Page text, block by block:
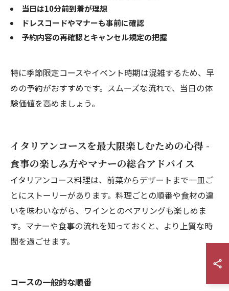
当日は10分前到着が理想
ドレスコードやマナーも事前に確認
予約内容の再確認とキャンセル規定の把握
特に季節限定コースやイベント時期は混雑するため、早
めの予約がおすすめです。スムーズな流れで、当日の体
験価値を高めましょう。
イタリアンコースを最大限楽しむための心得 -
食事の楽しみ方やマナーの総合アドバイス
イタリアンコース料理は、前菜からデザートまで一皿ご
とにストーリーがあります。料理ごとの順番や食材の違
いを味わいながら、ワインとのペアリングも楽しめま
す。マナーや食事の流れを知っておくと、より上質な時
間を過ごせます。
コースの一般的な順番